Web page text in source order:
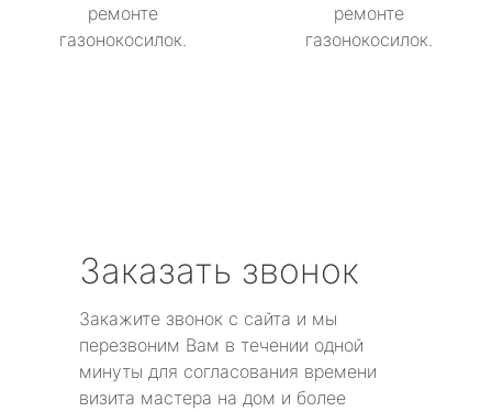
ремонте
газонокосилок.
ремонте
газонокосилок.
Заказать звонок
Закажите звонок с сайта и мы
перезвоним Вам в течении одной
минуты для согласования времени
визита мастера на дом и более